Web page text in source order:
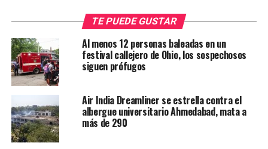
TE PUEDE GUSTAR
Al menos 12 personas baleadas en un
festival callejero de Ohio, los sospechosos
siguen prófugos
Air India Dreamliner se estrella contra el
albergue universitario Ahmedabad, mata a
más de 290